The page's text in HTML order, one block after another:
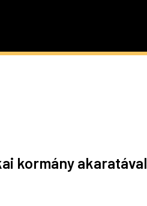
kormány akaratával